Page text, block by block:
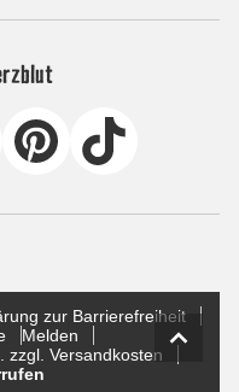
zur Barrierefreiheit
Melden
zzgl. Versandkosten